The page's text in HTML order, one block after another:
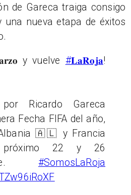
de Gareca traiga consigo
una nueva etapa de éxitos
y vuelve #𝐋𝐚𝐑𝐨𝐣𝐚!
Ricardo Gareca
Fecha FIFA del año,
🇦🇱 y Francia
22 y 26
#SomosLaRoja